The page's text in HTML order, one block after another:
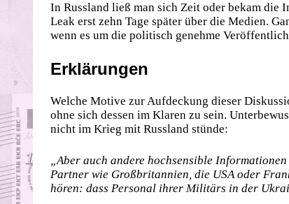
In Russland ließ man sich Zeit oder bekam
Leak erst zehn Tage später über die Medien.
wenn es um die politisch genehme
Erklärungen
Welche Motive zur Aufdeckung dieser
ohne sich dessen im Klaren zu sein.
nicht im Krieg mit Russland stünde:
„Aber auch andere hochsensible
Partner wie Großbritannien, die USA oder
hören: dass Personal ihrer Militärs in der